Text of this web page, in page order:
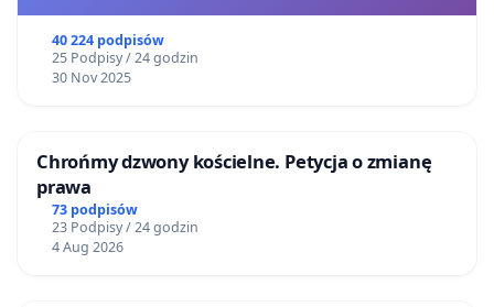
40 224 podpisów
25 Podpisy / 24 godzin
30 Nov 2025
Chrońmy dzwony kościelne. Petycja o zmianę
prawa
73 podpisów
23 Podpisy / 24 godzin
4 Aug 2026